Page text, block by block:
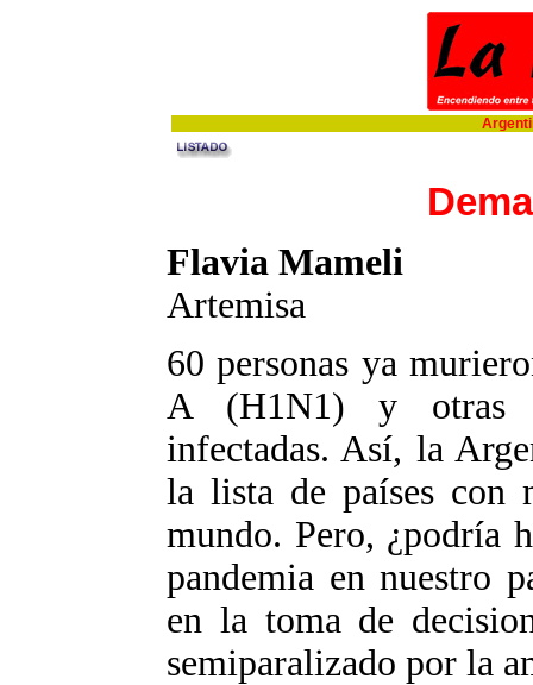
Flavia Mameli
Artemisa
60 personas ya
A (H1N1) y otras
infectadas. Así, la
la lista de países con
mundo. Pero, ¿podría
pandemia en nuestro
en la toma de
semiparalizado por la